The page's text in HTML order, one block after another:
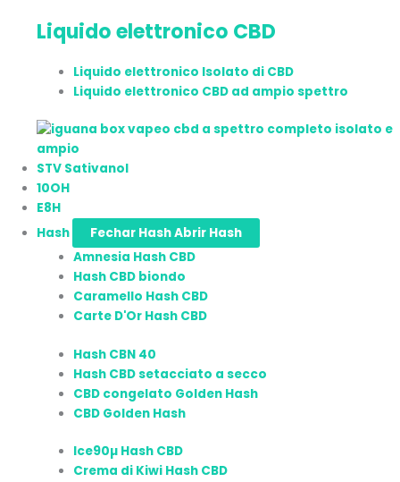
Liquido elettronico CBD
Liquido elettronico Isolato di CBD
Liquido elettronico CBD ad ampio spettro
STV Sativanol
10OH
E8H
Hash
Fechar HashAbrir Hash
Amnesia Hash CBD
Hash CBD biondo
Caramello Hash CBD
Carte D'Or Hash CBD
Hash CBN 40
Hash CBD setacciato a secco
CBD congelato Golden Hash
CBD Golden Hash
Ice90µ Hash CBD
Crema di Kiwi Hash CBD